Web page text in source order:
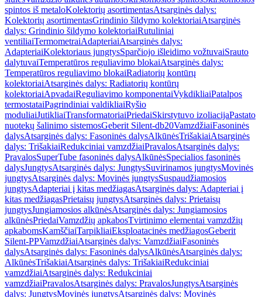
spintos iš metaloKolektorių asortimentasAtsarginės dalys:
Kolektorių asortimentasGrindinio šildymo kolektoriaiAtsarginės
dalys: Grindinio šildymo kolektoriaiRutuliniai
ventiliaiTermometraiAdapteriaiAtsarginės dalys:
AdapteriaiKolektoriaus jungtysSparčiojo išleidimo vožtuvaiSrauto
dalytuvaiTemperatūros reguliavimo blokaiAtsarginės dalys:
Temperatūros reguliavimo blokaiRadiatorių kontūrų
kolektoriaiAtsarginės dalys: Radiatorių kontūrų
kolektoriaiApvadaiReguliavimo komponentaiVykdikliaiPatalpos
termostataiPagrindiniai valdikliaiRyšio
moduliaiJutikliaiTransformatoriaiPriedaiSkirstytuvo izoliacijaPastato
nuotekų šalinimo sistemosGeberit Silent-db20VamzdžiaiFasoninės
dalysAtsarginės dalys: Fasoninės dalysAlkūnėsTrišakiaiAtsarginės
dalys: TrišakiaiRedukciniai vamzdžiaiPravalosAtsarginės dalys:
PravalosSuperTube fasoninės dalysAlkūnėsSpecialios fasoninės
dalysJungtysAtsarginės dalys: JungtysSuvirinamos jungtysMovinės
jungtysAtsarginės dalys: Movinės jungtysSuspaudžiamosios
jungtysAdapteriai į kitas medžiagasAtsarginės dalys: Adapteriai į
kitas medžiagasPrietaisų jungtysAtsarginės dalys: Prietaisų
jungtysJungiamosios alkūnėsAtsarginės dalys: Jungiamosios
alkūnėsPriedaiVamzdžių apkabosTvirtinimo elementai vamzdžių
apkabomsKamščiaiTarpikliaiEksploatacinės medžiagosGeberit
Silent-PPVamzdžiaiAtsarginės dalys: VamzdžiaiFasoninės
dalysAtsarginės dalys: Fasoninės dalysAlkūnėsAtsarginės dalys:
AlkūnėsTrišakiaiAtsarginės dalys: TrišakiaiRedukciniai
vamzdžiaiAtsarginės dalys: Redukciniai
vamzdžiaiPravalosAtsarginės dalys: PravalosJungtysAtsarginės
dalys: JungtysMovinės jungtysAtsarginės dalys: Movinės